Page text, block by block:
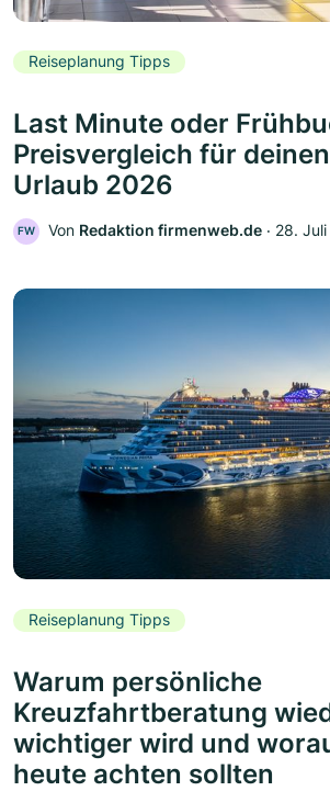
Reiseplanung Tipps
Last Minute oder
Preisvergleich für
Urlaub 2026
FW Von Redaktion firmenweb.de ‧ 28.
Reiseplanung Tipps
Warum persönliche
Kreuzfahrtberatung
wichtiger wird und
heute achten sollten